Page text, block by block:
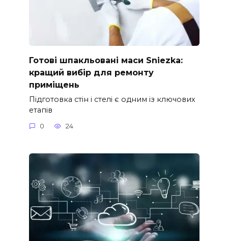
Готові шпакльовані маси Sniezka:
кращий вибір для ремонту
приміщень
Підготовка стін і стелі є одним із ключових
етапів
0 24